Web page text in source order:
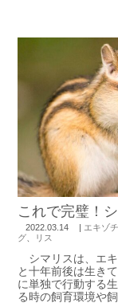
これで完璧！
2022.03.14 エキゾ
グ
リス
シマリスは、エキ
と十年前後は生き
に単独で行動する
る時の飼育環境や